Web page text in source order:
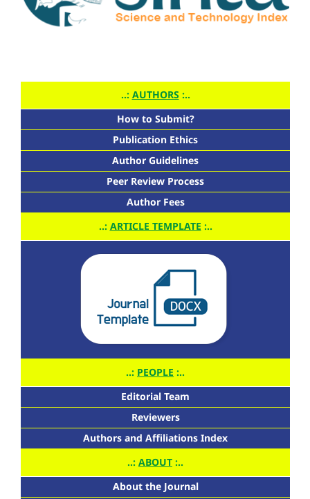
..: AUTHORS :..
How to Submit?
Publication Ethics
Author Guidelines
Peer Review Process
Author Fees
..: ARTICLE TEMPLATE :..
..: PEOPLE :..
Editorial Team
Reviewers
Authors and Affiliations Index
..: ABOUT :..
About the Journal